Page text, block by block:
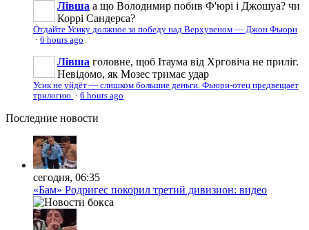
Лівша а що Володимир побив Ф'юрі і Джошуа? чи
Коррі Сандерса?
Отдайте Усику должное за победу над Верхувеном — Джон Фьюри
· 6 hours ago
Лівша головне, щоб Ітаума від Хрговіча не приліг.
Невідомо, як Мозес тримає удар
Усик не уйдёт — слишком большие деньги. Фьюри-отец предвещает
трилогию · 6 hours ago
Последние новости
сегодня, 06:35
«Бам» Родригес покорил третий дивизион: видео